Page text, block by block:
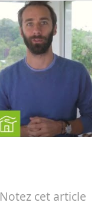
Notez cet article